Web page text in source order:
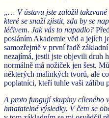
„… V ústavu jste založil
které se snaží zjistit, zda by se
léčivem. Jak vás to napadlo?
posláním Akademie věd a jejích
samozřejmě v první řadě
nezajímá, jestli jste objevili druh
normálně má nožiček jen šest.
některých malinkých tvorů, ale
poplatníci, kteří tuhle vaši zálibu
A proto fungují skupiny cíleného
hmatatelné výsledky. V čem se